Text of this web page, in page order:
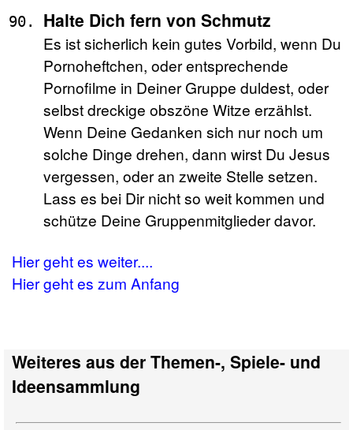
Halte Dich fern von Schmutz
Es ist sicherlich kein gutes Vorbild, wenn Du
Pornoheftchen, oder entsprechende
Pornofilme in Deiner Gruppe duldest, oder
selbst dreckige obszöne Witze erzählst.
Wenn Deine Gedanken sich nur noch um
solche Dinge drehen, dann wirst Du Jesus
vergessen, oder an zweite Stelle setzen.
Lass es bei Dir nicht so weit kommen und
schütze Deine Gruppenmitglieder davor.
Hier geht es weiter....
Hier geht es zum Anfang
Weiteres aus der Themen-, Spiele- und
Ideensammlung